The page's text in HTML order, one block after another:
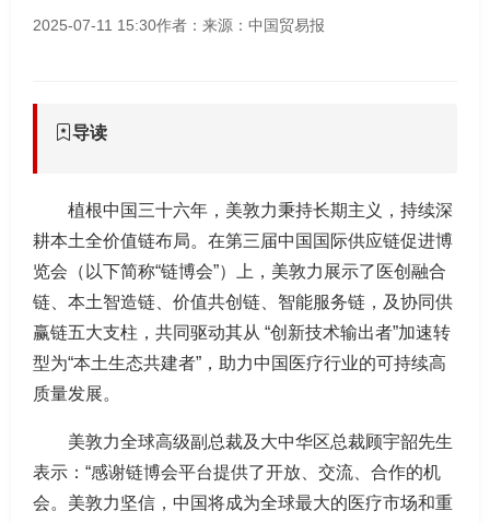
2025-07-11 15:30作者： 来源：中国贸易报
导读
植根中国三十六年，美敦力秉持长期主义，持续深
耕本土全价值链布局。在第三届中国国际供应链促进博
览会（以下简称“链博会”）上，美敦力展示了医创融合
链、本土智造链、价值共创链、智能服务链，及协同供
赢链五大支柱，共同驱动其从 “创新技术输出者”加速转
型为“本土生态共建者”，助力中国医疗行业的可持续高
质量发展。
美敦力全球高级副总裁及大中华区总裁顾宇韶先生
表示：“感谢链博会平台提供了开放、交流、合作的机
会。美敦力坚信，中国将成为全球最大的医疗市场和重